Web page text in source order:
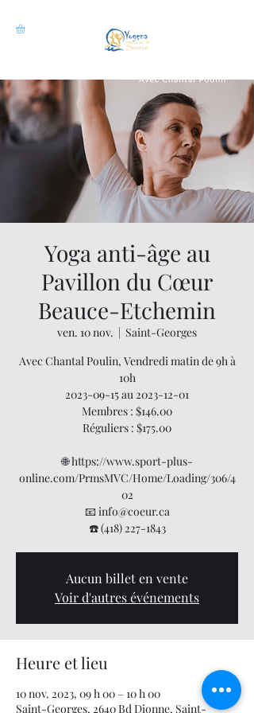
Yoga anti-âge au
Pavillon du Cœur
Beauce-Etchemin
ven. 10 nov.
  |
Saint-Georges
Avec Chantal Poulin, Vendredi matin de 9h à
10h
2023-09-15 au 2023-12-01
Membres : $146.00
Réguliers : $175.00
🌐 https://www.sport-plus-
online.com/PrmsMVC/Home/Loading/306/4
02
📧 info@coeur.ca
☎️ (418) 227-1843
Aucun billet en vente
Voir d'autres événements
Heure et lieu
10 nov. 2023, 09 h 00 – 10 h 00
Saint-Georges, 2640 Bd Dionne, Saint-